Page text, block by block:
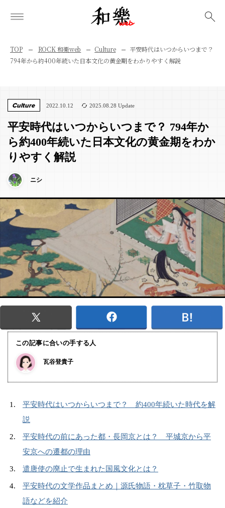
TOP ROCK 和樂web Culture
平安時代はいつからいつまで？
794年から約400年続いた日本文化の黄金期をわかりやすく解説
Culture 2022.10.12 2025.08.28 Update
平安時代はいつからいつまで？ 794年か
ら約400年続いた日本文化の黄金期をわか
りやすく解説
ニシ
この記事に合いの手する人
瓦谷登貴子
平安時代はいつからいつまで？ 約400年続いた時代を解
説
平安時代の前にあった都・長岡京とは？ 平城京から平
安京への遷都の理由
遣唐使の廃止で生まれた国風文化とは？
平安時代の文学作品まとめ｜源氏物語・枕草子・竹取物
語などを紹介